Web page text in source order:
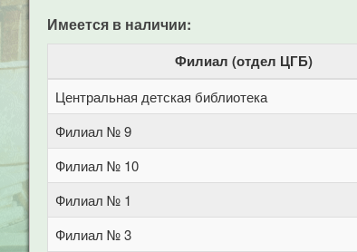
Имеется в наличии:
Филиал (отдел ЦГБ)
Центральная детская библиотека
Филиал № 9
Филиал № 10
Филиал № 1
Филиал № 3